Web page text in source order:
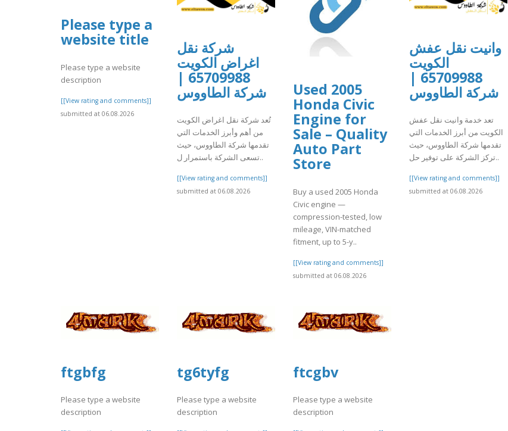
Please type a
website title
Please type a website
description
[[View rating and comments]]
submitted at 06.08.2026
شركة نقل
اغراض الكويت
65709988 |
شركة الطاووس
تُعد شركة نقل اغراض الكويت
من أهم وأبرز الخدمات التي
تقدمها شركة الطاووس، حيث
تسعى الشركة باستمرار ل..
[[View rating and comments]]
submitted at 06.08.2026
Used 2005
Honda Civic
Engine for
Sale – Quality
Auto Part
Store
Buy a used 2005 Honda
Civic engine —
compression-tested, low
mileage, VIN-matched
fitment, up to 5-y..
[[View rating and comments]]
submitted at 06.08.2026
وانيت نقل عفش
الكويت
65709988 |
شركة الطاووس
تعد خدمة وانيت نقل عفش
الكويت من أبرز الخدمات التي
تقدمها شركة الطاووس، حيث
تركز الشركة على توفير حل..
[[View rating and comments]]
submitted at 06.08.2026
ftgbfg
Please type a website
description
tg6tyfg
Please type a website
description
ftcgbv
Please type a website
description